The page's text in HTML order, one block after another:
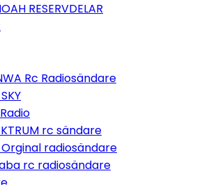
RESERVDELAR
Rc Radiosändare
rc sändare
Orginal radiosändare
rc radiosändare